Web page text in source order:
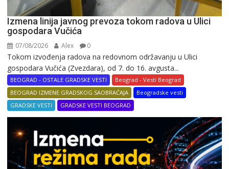
Izmena linija javnog prevoza tokom radova u Ulici
gospodara Vučića
07/08/2026 Alex 0
Tokom izvođenja radova na redovnom održavanju u Ulici
gospodara Vučića (Zvezdara), od 7. do 16. avgusta...
BEOGRAD - OSTALE GRADSKE VESTI
Beograd - Vesti Beograd
BEOGRAD IZMENE GRADSKOG SAOBRAĆAJA
Beogradske vesti
GRADSKE VESTI
GRADSKE VESTI BEOGRAD